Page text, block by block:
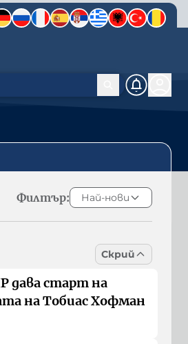
Филтър: Най-нови
Скрий
дава старт на
на Тобиас Хофман